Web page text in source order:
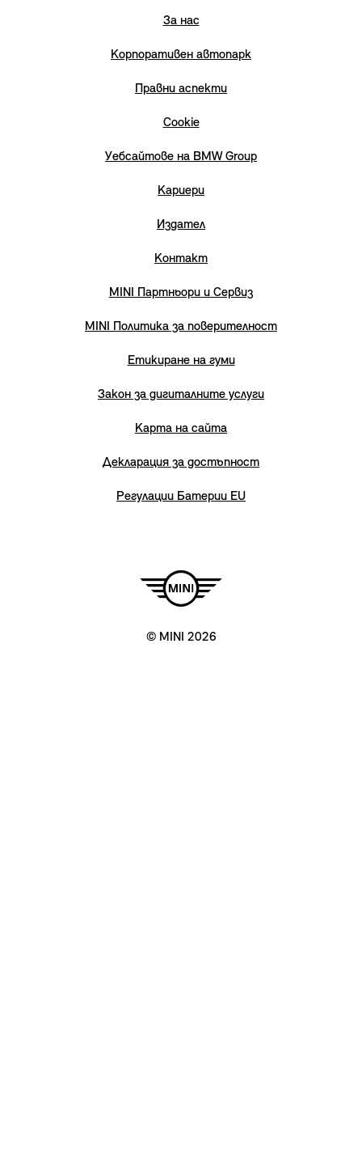
За нас
Корпоративен автопарк
Правни аспекти
Cookie
Уебсайтове на BMW Group
Кариери
Издател
Контакт
MINI Партньори и Сервиз
MINI Политика за поверителност
Етикиране на гуми
Закон за дигиталните услуги
Карта на сайта
Декларация за достъпност
Регулации Батерии EU
© MINI 2026